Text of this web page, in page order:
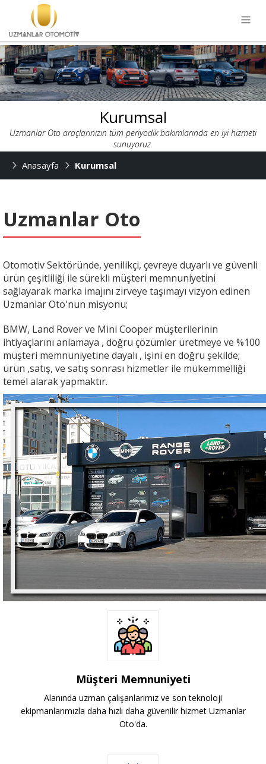
Kurumsal
Uzmanlar Oto araçlarınızın tüm periyodik bakımlarında en iyi hizmeti
sunuyoruz.
Anasayfa Kurumsal
Uzmanlar Oto
Otomotiv Sektöründe, yenilikçi, çevreye duyarlı ve güvenli
ürün çeşitliliği ile sürekli müşteri memnuniyetini
sağlayarak marka imajını zirveye taşımayı vizyon edinen
Uzmanlar Oto'nun misyonu;
BMW, Land Rover ve Mini Cooper müşterilerinin
ihtiyaçlarını anlamaya , doğru çözümler üretmeye ve %100
müşteri memnuniyetine dayalı , işini en doğru şekilde;
ürün ,satış, ve satış sonrası hizmetler ile mükemmelliği
temel alarak yapmaktır.
Müşteri Memnuniyeti
Alanında uzman çalışanlarımız ve son teknoloji
ekipmanlarımızla daha hızlı daha güvenilir hizmet Uzmanlar
Oto'da.